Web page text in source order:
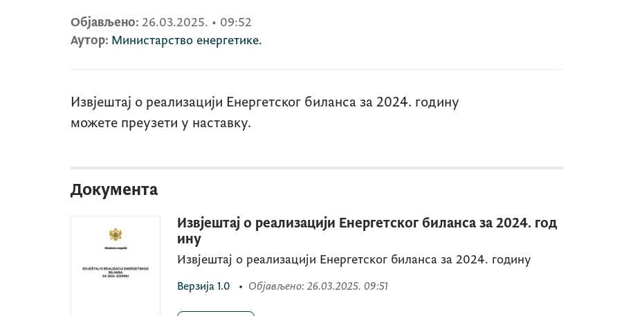
Објављено: 26.03.2025. • 09:52
Аутор: Министарство енергетике.
Извјештај о реализацији Енергетског биланса за 2024. годину
можете преузети у наставку.
Документа
Извјештај о реализацији Енергетског биланса за 2024. год
ину
Извјештај о реализацији Енергетског биланса за 2024. годину
Верзија 1.0 • Објављено: 26.03.2025. 09:51